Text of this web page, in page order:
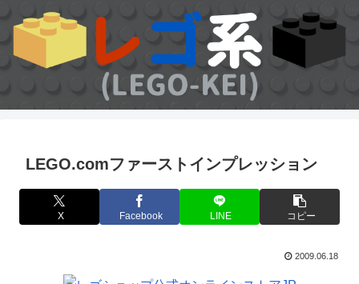
LEGO.comファーストインプレッション
X Facebook LINE コピー
2009.06.18